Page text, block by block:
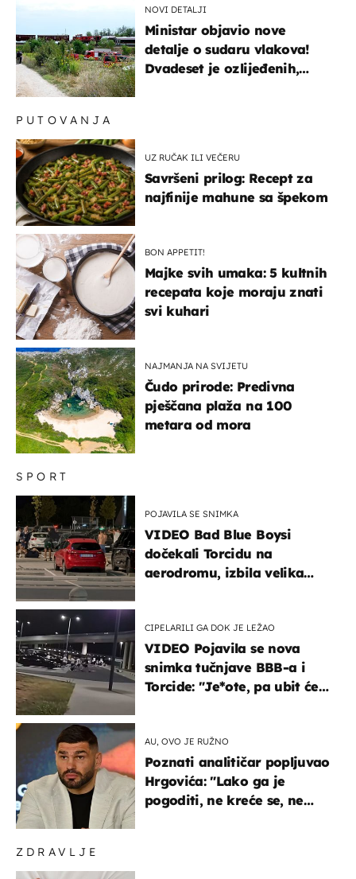
NOVI DETALJI
Ministar objavio nove
detalje o sudaru vlakova!
Dvadeset je ozlijeđenih,
ZDRAVLJE
SPORT
POJAVILA SE SNIMKA
VIDEO Bad Blue Boysi
dočekali Torcidu na
aerodromu, izbila velika
CIPELARILI GA DOK JE LEŽAO
VIDEO Pojavila se nova
snimka tučnjave BBB-a i
Torcide: "Je*ote, pa ubit će
AU, OVO JE RUŽNO
Poznati analitičar popljuvao
Hrgovića: "Lako ga je
pogoditi, ne kreće se, ne
PUTOVANJA
UZ RUČAK ILI VEČERU
Savršeni prilog: Recept za
najfinije mahune sa špekom
BON APPETIT!
Majke svih umaka: 5 kultnih
recepata koje moraju znati
svi kuhari
NAJMANJA NA SVIJETU
Čudo prirode: Predivna
pješčana plaža na 100
metara od mora